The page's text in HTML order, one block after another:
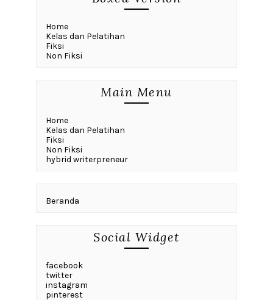
Home
Kelas dan Pelatihan
Fiksi
Non Fiksi
Main Menu
Home
Kelas dan Pelatihan
Fiksi
Non Fiksi
hybrid writerpreneur
Beranda
Social Widget
facebook
twitter
instagram
pinterest